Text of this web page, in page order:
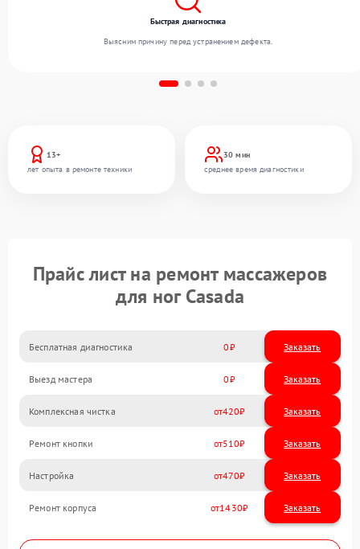
13+
лет опыта в ремонте техники
30 мин
среднее время диагностики
Быстрая диагностика
Выясним причину перед устранением дефекта.
Прайс лист на ремонт массажеров
для ног Casada
Бесплатная диагностика 0 Заказать
Выезд мастера 0 Заказать
Комплексная чистка 420
Ремонт кнопки 510
Настройка 470
Ремонт корпуса 1430